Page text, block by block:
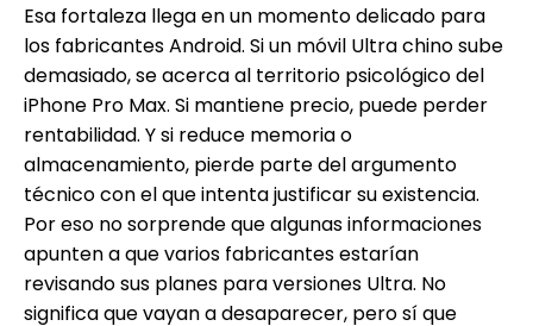
Esa fortaleza llega en un momento delicado para
los fabricantes Android. Si un móvil Ultra chino sube
demasiado, se acerca al territorio psicológico del
iPhone Pro Max. Si mantiene precio, puede perder
rentabilidad. Y si reduce memoria o
almacenamiento, pierde parte del argumento
técnico con el que intenta justificar su existencia.
Por eso no sorprende que algunas informaciones
apunten a que varios fabricantes estarían
revisando sus planes para versiones Ultra. No
significa que vayan a desaparecer, pero sí que